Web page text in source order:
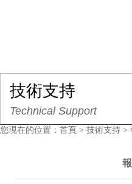
技術支持
Technical Support
您現在的位置： 首頁 > 技術支持 >